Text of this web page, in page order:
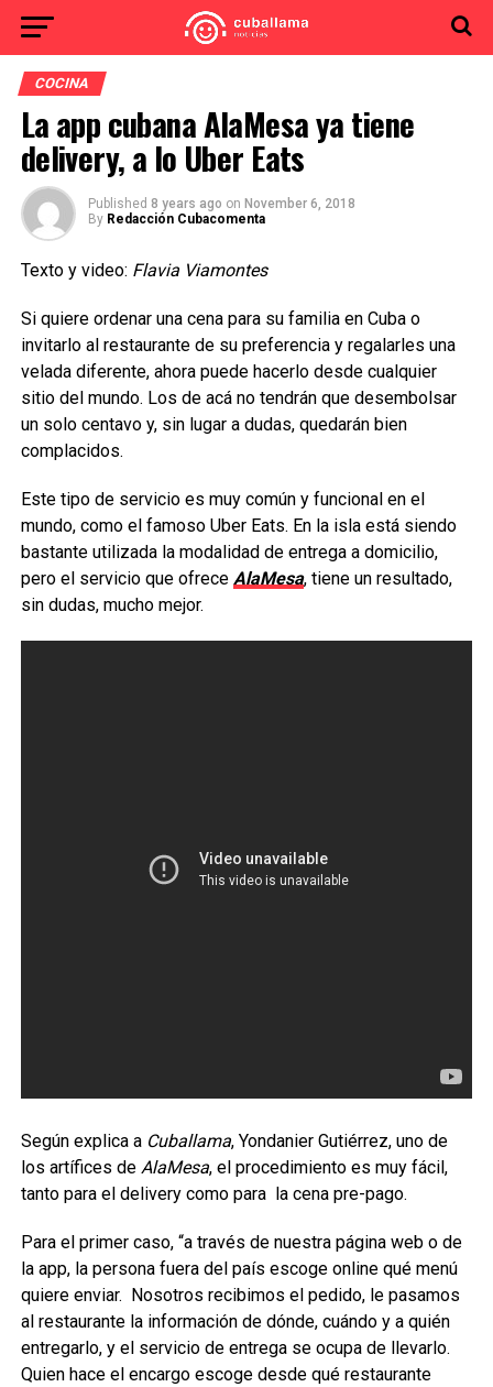
COCINA
La app cubana AlaMesa ya tiene
delivery, a lo Uber Eats
Published 8 years ago on November 6, 2018
By Redacción Cubacomenta
Texto y video: Flavia Viamontes
Si quiere ordenar una cena para su familia en Cuba o
invitarlo al restaurante de su preferencia y regalarles una
velada diferente, ahora puede hacerlo desde cualquier
sitio del mundo. Los de acá no tendrán que desembolsar
un solo centavo y, sin lugar a dudas, quedarán bien
complacidos.
Este tipo de servicio es muy común y funcional en el
mundo, como el famoso Uber Eats. En la isla está siendo
bastante utilizada la modalidad de entrega a domicilio,
pero el servicio que ofrece AlaMesa, tiene un resultado,
sin dudas, mucho mejor.
Según explica a Cuballama, Yondanier Gutiérrez, uno de
los artífices de AlaMesa, el procedimiento es muy fácil,
tanto para el delivery como para la cena pre-pago.
Para el primer caso, “a través de nuestra página web o de
la app, la persona fuera del país escoge online qué menú
quiere enviar. Nosotros recibimos el pedido, le pasamos
al restaurante la información de dónde, cuándo y a quién
entregarlo, y el servicio de entrega se ocupa de llevarlo.
Quien hace el encargo escoge desde qué restaurante